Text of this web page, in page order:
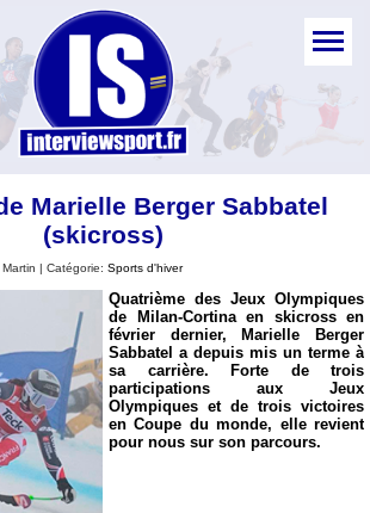
Marielle Berger Sabbatel
(skicross)
| Catégorie: Sports d'hiver
Quatrième des Jeux Olympiques
de Milan-Cortina en skicross en
février dernier, Marielle Berger
Sabbatel a depuis mis un terme à
sa carrière. Forte de trois
participations aux Jeux
Olympiques et de trois victoires
en Coupe du monde, elle revient
pour nous sur son parcours.